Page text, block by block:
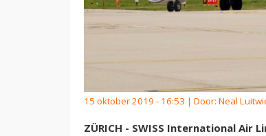
15 oktober 2019 - 16:53 | Door: Neal
ZÜRICH - SWISS International Air